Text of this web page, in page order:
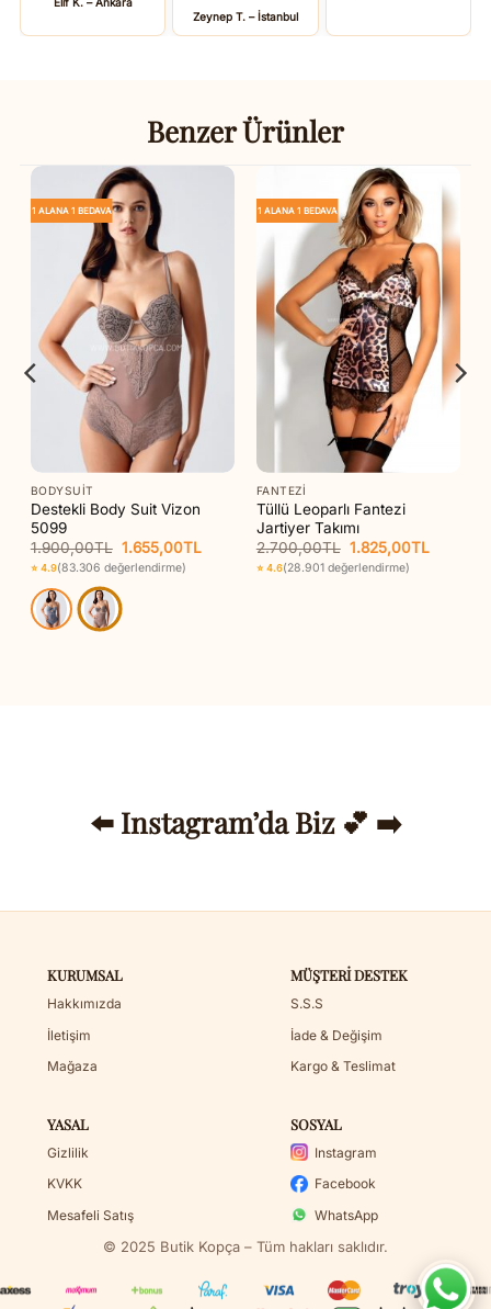
Zeynep T. – İstanbul
Benzer Ürünler
1 ALANA 1 BEDAVA
BODYSUIT
Destekli Body Suit Vizon
5099
1.900,00TL Orijinal
fiyat:
1.900,00TL.
1.655,00TLŞu
⭐ 4.9(83.306 değerlendirme)
1 ALANA 1 BEDAVA
FANTEZI
Tüllü Leoparlı Fantezi
Jartiyer Takımı
2.700,00TL Orijinal
fiyat:
2.700,00TL.
1.825,00TLŞu
⭐ 4.6(28.901 değerlendirme)
⬅️ Instagram’da Biz 💕 ➡️
KURUMSAL
Hakkımızda
İletişim
Mağaza
MÜŞTERI DESTEK
S.S.S
İade & Değişim
Kargo & Teslimat
YASAL
Gizlilik
KVKK
Mesafeli Satış
SOSYAL
Instagram
Facebook
WhatsApp
© 2025 Butik Kopça – Tüm hakları saklıdır.